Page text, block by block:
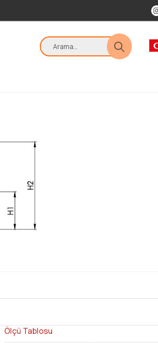
Ölçü Tablosu